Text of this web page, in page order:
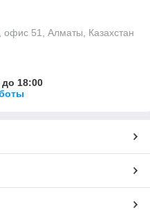
51, Алматы, Казахстан
до 18:00